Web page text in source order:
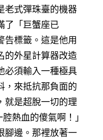
老式彈珠臺的機器
了「巨蟹座已
告標籤。這是他用
的外星計算器改造
必須輸入一種極具
，來抵抗那負面的
就是超脫一切的理
熱血的傻氣啊！」
腳邊。那裡放著一